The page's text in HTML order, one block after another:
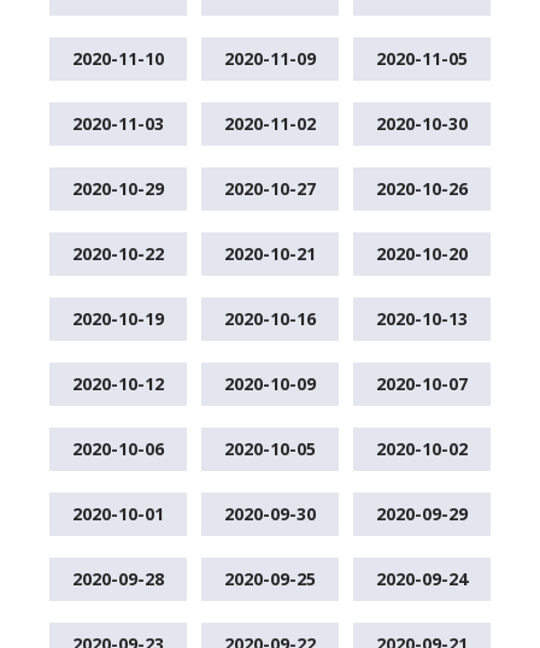
2020-11-10 2020-11-09 2020-11-05
2020-11-03 2020-11-02 2020-10-30
2020-10-29 2020-10-27 2020-10-26
2020-10-22 2020-10-21 2020-10-20
2020-10-19 2020-10-16 2020-10-13
2020-10-12 2020-10-09 2020-10-07
2020-10-06 2020-10-05 2020-10-02
2020-10-01 2020-09-30 2020-09-29
2020-09-28 2020-09-25 2020-09-24